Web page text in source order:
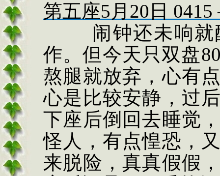
第五座5 月 20 日 0415
闹钟还未响
作。但今天只双盘
熬腿就放弃，心有
心是比较安静，过
下座后倒回去睡觉
怪人，有点惶恐，
来脱险，真真假假